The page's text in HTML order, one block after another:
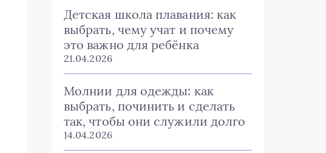
Детская школа плавания: как
выбрать, чему учат и почему
это важно для ребёнка
21.04.2026
Молнии для одежды: как
выбрать, починить и сделать
так, чтобы они служили долго
14.04.2026